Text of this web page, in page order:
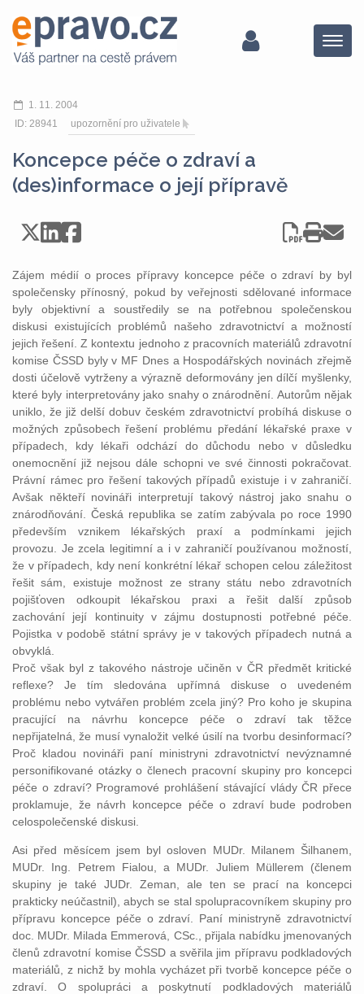
Menu
1. 11. 2004
ID: 28941
upozornění pro uživatele
Koncepce péče o zdraví a
(des)informace o její přípravě
Zájem médií o proces přípravy koncepce péče o zdraví by byl
společensky přínosný, pokud by veřejnosti sdělované informace
byly objektivní a soustředily se na potřebnou společenskou
diskusi existujících problémů našeho zdravotnictví a možností
jejich řešení. Z kontextu jednoho z pracovních materiálů zdravotní
komise ČSSD byly v MF Dnes a Hospodářských novinách zřejmě
dosti účelově vytrženy a výrazně deformovány jen dílčí myšlenky,
které byly interpretovány jako snahy o znárodnění. Autorům nějak
uniklo, že již delší dobuv českém zdravotnictví probíhá diskuse o
možných způsobech řešení problému předání lékařské praxe v
případech, kdy lékaři odchází do důchodu nebo v důsledku
onemocnění již nejsou dále schopni ve své činnosti pokračovat.
Právní rámec pro řešení takových případů existuje i v zahraničí.
Avšak někteří novináři interpretují takový nástroj jako snahu o
znárodňování. Česká republika se zatím zabývala po roce 1990
především vznikem lékařských praxí a podmínkami jejich
provozu. Je zcela legitimní a i v zahraničí používanou možností,
že v případech, kdy není konkrétní lékař schopen celou záležitost
řešit sám, existuje možnost ze strany státu nebo zdravotních
pojišťoven odkoupit lékařskou praxi a řešit další způsob
zachování její kontinuity v zájmu dostupnosti potřebné péče.
Pojistka v podobě státní správy je v takových případech nutná a
obvyklá.
Proč však byl z takového nástroje učiněn v ČR předmět kritické
reflexe? Je tím sledována upřímná diskuse o uvedeném
problému nebo vytvářen problém zcela jiný? Pro koho je skupina
pracující na návrhu koncepce péče o zdraví tak těžce
nepřijatelná, že musí vynaložit velké úsilí na tvorbu desinformací?
Proč kladou novináři paní ministryni zdravotnictví nevýznamné
personifikované otázky o členech pracovní skupiny pro koncepci
péče o zdraví? Programové prohlášení stávající vlády ČR přece
proklamuje, že návrh koncepce péče o zdraví bude podroben
celospolečenské diskusi.
Asi před měsícem jsem byl osloven MUDr. Milanem Šilhanem,
MUDr. Ing. Petrem Fialou, a MUDr. Juliem Müllerem (členem
skupiny je také JUDr. Zeman, ale ten se prací na koncepci
prakticky neúčastnil), abych se stal spolupracovníkem skupiny pro
přípravu koncepce péče o zdraví. Paní ministryně zdravotnictví
doc. MUDr. Milada Emmerová, CSc., přijala nabídku jmenovaných
členů zdravotní komise ČSSD a svěřila jim přípravu podkladových
materiálů, z nichž by mohla vycházet při tvorbě koncepce péče o
zdraví. O spolupráci a poskytnutí podkladových materiálů